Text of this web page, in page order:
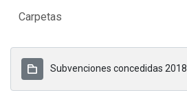
Carpetas
Subvenciones concedidas 2018